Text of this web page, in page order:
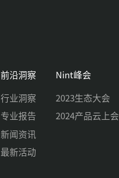
前沿洞察
行业洞察
专业报告
新闻资讯
最新活动
Nint峰会
2023生态大会
2024产品云上会